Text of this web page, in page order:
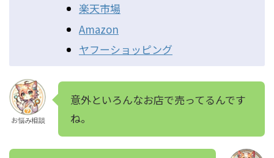
楽天市場
Amazon
ヤフーショッピング
お悩み相談
意外といろんなお店で売ってるんです
ね。